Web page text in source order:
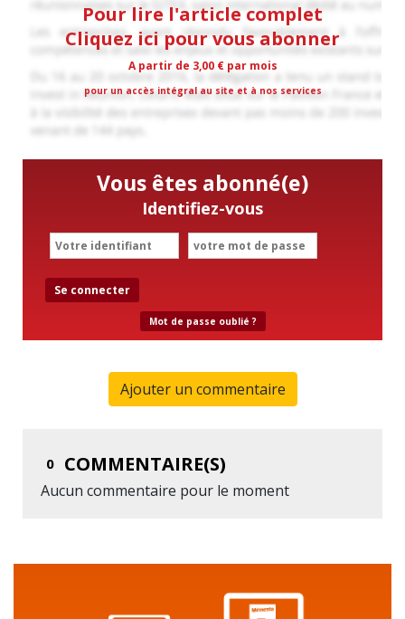
Pour lire l'article complet
Cliquez ici pour vous abonner
A partir de 3,00 € par mois
pour un accès intégral au site et à nos services
Vous êtes abonné(e)
Identifiez-vous
Se connecter
Mot de passe oublié ?
Ajouter un commentaire
0 COMMENTAIRE(S)
Aucun commentaire pour le moment